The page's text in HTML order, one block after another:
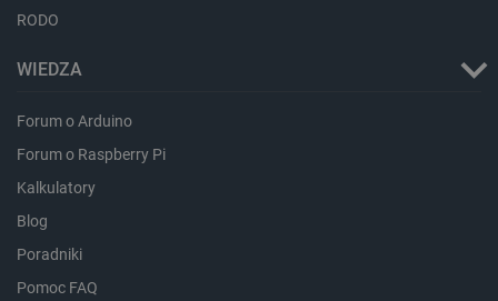
RODO
WIEDZA
Forum o Arduino
Forum o Raspberry Pi
Kalkulatory
Blog
Poradniki
Pomoc FAQ